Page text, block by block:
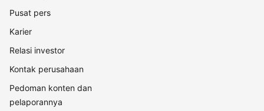
Pusat pers
Karier
Relasi investor
Kontak perusahaan
Pedoman konten dan
pelaporannya